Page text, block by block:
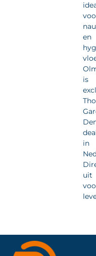
en
is
in
uit